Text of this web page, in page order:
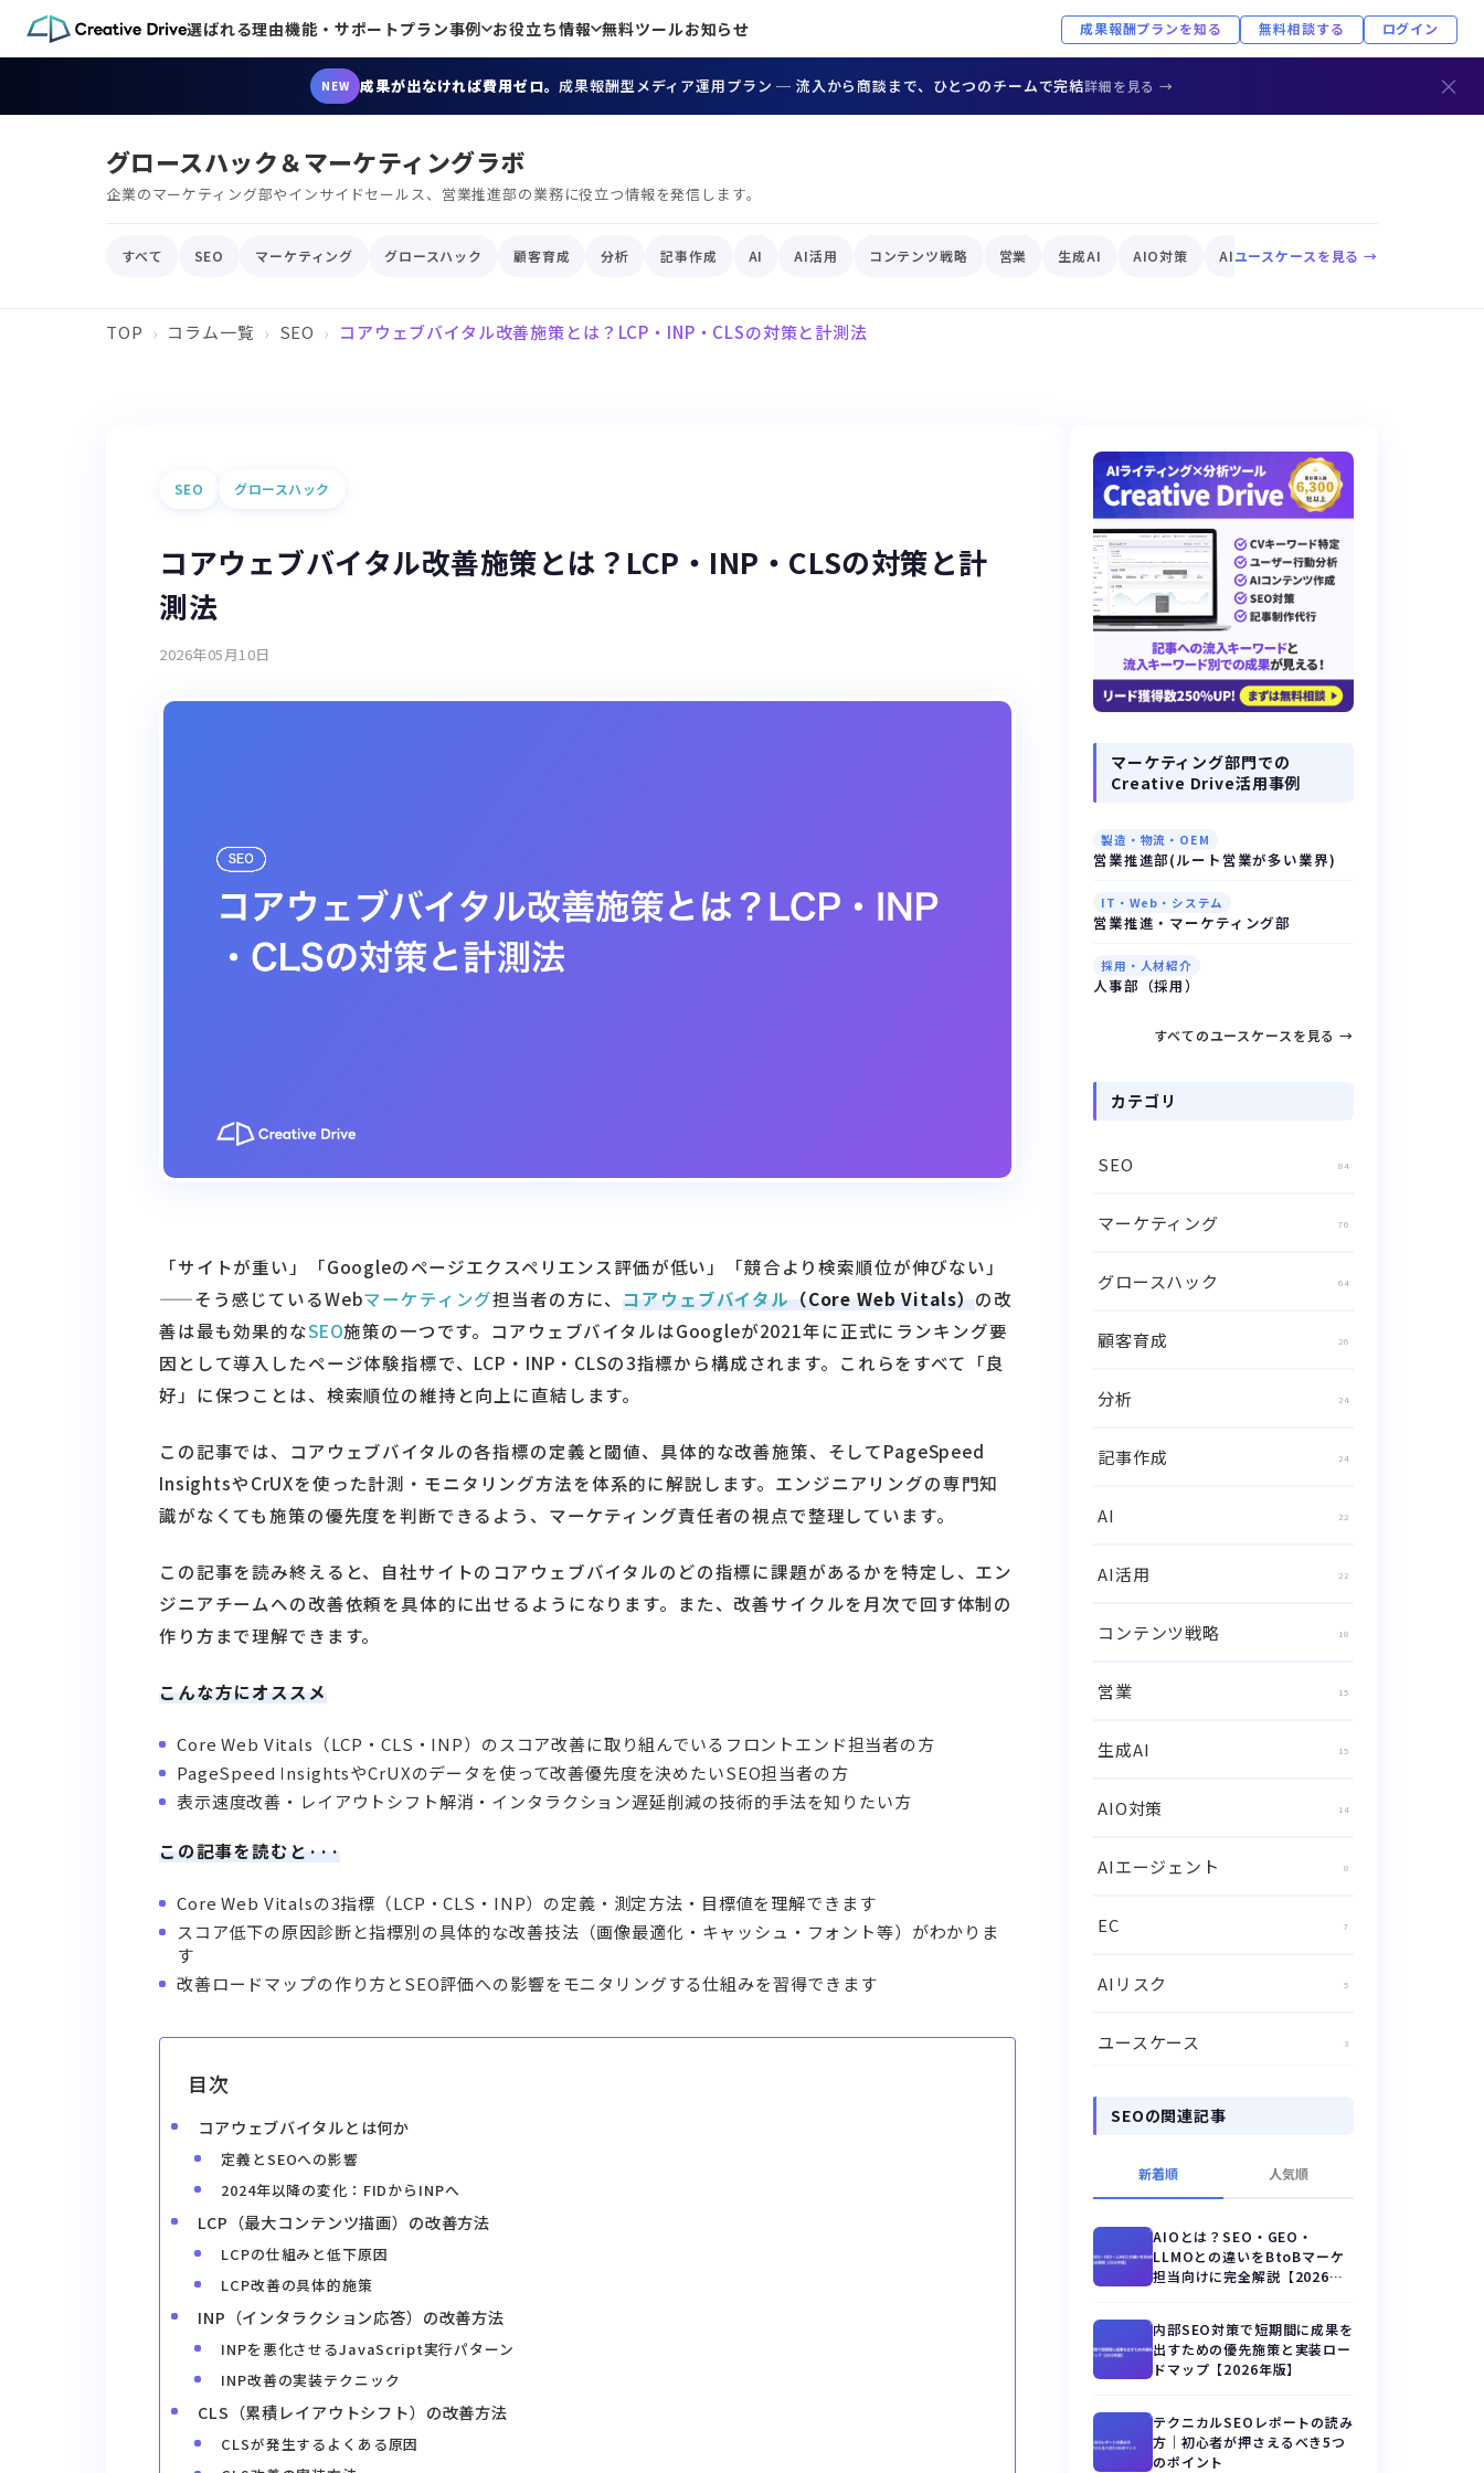
NEW 成果が出なければ費用ゼロ。成果報酬型メディア運用プラン ─ 流入から商談まで、ひとつのチームで完結詳細を見る → ×
選ばれる理由機能・サポートプラン事例 お役立ち情報 無料ツールお知らせ 成果報酬プランを知る 無料相談する ログイン
グロースハック＆マーケティングラボ
企業のマーケティング部やインサイドセールス、営業推進部の業務に役立つ情報を発信します。
すべて SEO マーケティング グロースハック 顧客育成 分析 記事作成 AI AI活用 コンテンツ戦略 営業 生成AI AIO対策 AIエージェント EC
ユースケースを見る →
TOP コラム一覧 SEO コアウェブバイタル改善施策とは？LCP・INP・CLSの対策と計測法
SEO グロースハック
コアウェブバイタル改善施策とは？LCP・INP・CLSの対策と計
測法
2026年05月10日
「サイトが重い」「Googleのページエクスペリエンス評価が低い」「競合より検索順位が伸びない」
——そう感じているWebマーケティング担当者の方に、 コアウェブバイタル （Core Web Vitals） の改
善は最も効果的なSEO施策の一つです。コアウェブバイタルはGoogleが2021年に正式にランキング要
因として導入したページ体験指標で、LCP・INP・CLSの3指標から構成されます。これらをすべて「良
好」に保つことは、検索順位の維持と向上に直結します。
この記事では、コアウェブバイタルの各指標の定義と閾値、具体的な改善施策、そしてPageSpeed
InsightsやCrUXを使った計測・モニタリング方法を体系的に解説します。エンジニアリングの専門知
識がなくても施策の優先度を判断できるよう、マーケティング責任者の視点で整理しています。
この記事を読み終えると、自社サイトのコアウェブバイタルのどの指標に課題があるかを特定し、エン
ジニアチームへの改善依頼を具体的に出せるようになります。また、改善サイクルを月次で回す体制の
作り方まで理解できます。
こんな方にオススメ
Core Web Vitals（LCP・CLS・INP）のスコア改善に取り組んでいるフロントエンド担当者の方
PageSpeed InsightsやCrUXのデータを使って改善優先度を決めたいSEO担当者の方
表示速度改善・レイアウトシフト解消・インタラクション遅延削減の技術的手法を知りたい方
この記事を読むと···
Core Web Vitalsの3指標（LCP・CLS・INP）の定義・測定方法・目標値を理解できます
スコア低下の原因診断と指標別の具体的な改善技法（画像最適化・キャッシュ・フォント等）がわかりま
す
改善ロードマップの作り方とSEO評価への影響をモニタリングする仕組みを習得できます
目次
コアウェブバイタルとは何か
定義とSEOへの影響
2024年以降の変化：FIDからINPへ
LCP（最大コンテンツ描画）の改善方法
LCPの仕組みと低下原因
LCP改善の具体的施策
INP（インタラクション応答）の改善方法
INPを悪化させるJavaScript実行パターン
INP改善の実装テクニック
CLS（累積レイアウトシフト）の改善方法
CLSが発生するよくある原因
マーケティング部門での
Creative Drive活用事例
製造・物流・OEM
営業推進部(ルート営業が多い業界)
IT・Web・システム
営業推進・マーケティング部
採用・人材紹介
人事部（採用）
すべてのユースケースを見る →
カテゴリ
SEO 84
マーケティング 76
グロースハック 64
顧客育成 26
分析 24
記事作成 24
AI 22
AI活用 22
コンテンツ戦略 18
営業 15
生成AI 15
AIO対策 14
AIエージェント 8
EC 7
AIリスク 5
ユースケース 3
SEOの関連記事
新着順 人気順
AIOとは？SEO・GEO・
LLMOとの違いをBtoBマーケ
担当向けに完全解説【2026年
内部SEO対策で短期間に成果を
出すための優先施策と実装ロー
ドマップ【2026年版】
テクニカルSEOレポートの読み
方｜初心者が押さえるべき5つ
のポイント